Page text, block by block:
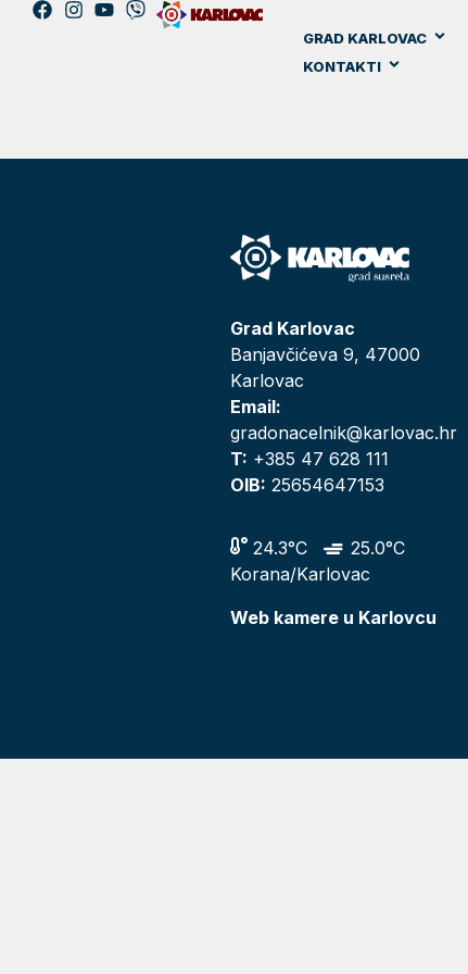
GRAD KARLOVAC
KONTAKTI
Grad Karlovac
Banjavčićeva 9, 47000
Karlovac
Email:
gradonacelnik@karlovac.hr
T: +385 47 628 111
OIB: 25654647153
24.3°C
25.0°C
Korana/Karlovac
Web kamere u Karlovcu